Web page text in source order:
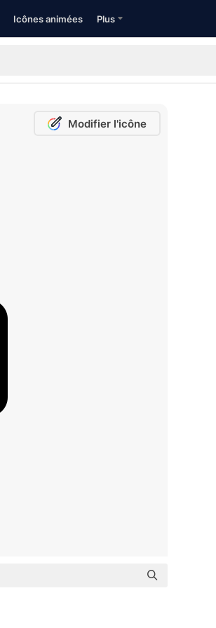
Icônes animées Plus
Modifier l'icône